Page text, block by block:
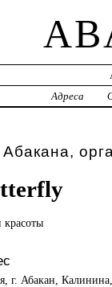
Адреса
красоты
г. Абакан,